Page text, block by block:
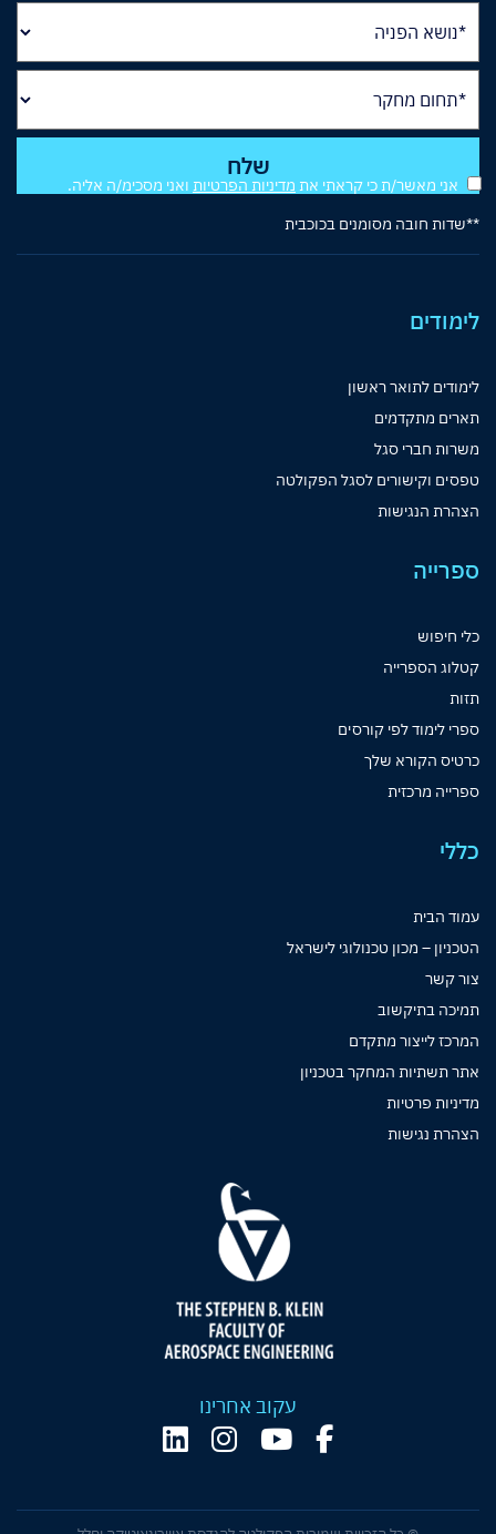
אני מאשר/ת כי קראתי את מדיניות הפרטיות
ואני מסכימ/ה אליה.
**שדות חובה מסומנים בכוכבית
לימודים
לימודים לתואר ראשון
תארים מתקדמים
משרות חברי סגל
טפסים וקישורים לסגל הפקולטה
הצהרת הנגישות
ספרייה
כלי חיפוש
קטלוג הספרייה
תזות
ספרי לימוד לפי קורסים
כרטיס הקורא שלך
ספרייה מרכזית
כללי
עמוד הבית
הטכניון – מכון טכנולוגי לישראל
צור קשר
תמיכה בתיקשוב
המרכז לייצור מתקדם
אתר תשתיות המחקר בטכניון
מדיניות פרטיות
הצהרת נגישות
עקוב אחרינו